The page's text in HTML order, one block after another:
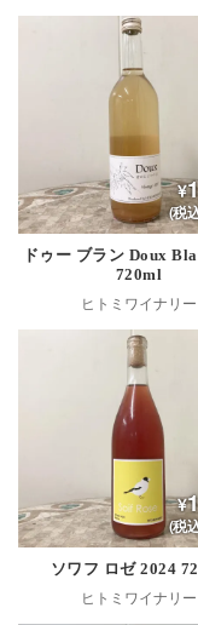
(税
ドゥー ブラン Doux
720ml
ヒトミワイナリー
(税
ソワフ ロゼ 2024
ヒトミワイナリー